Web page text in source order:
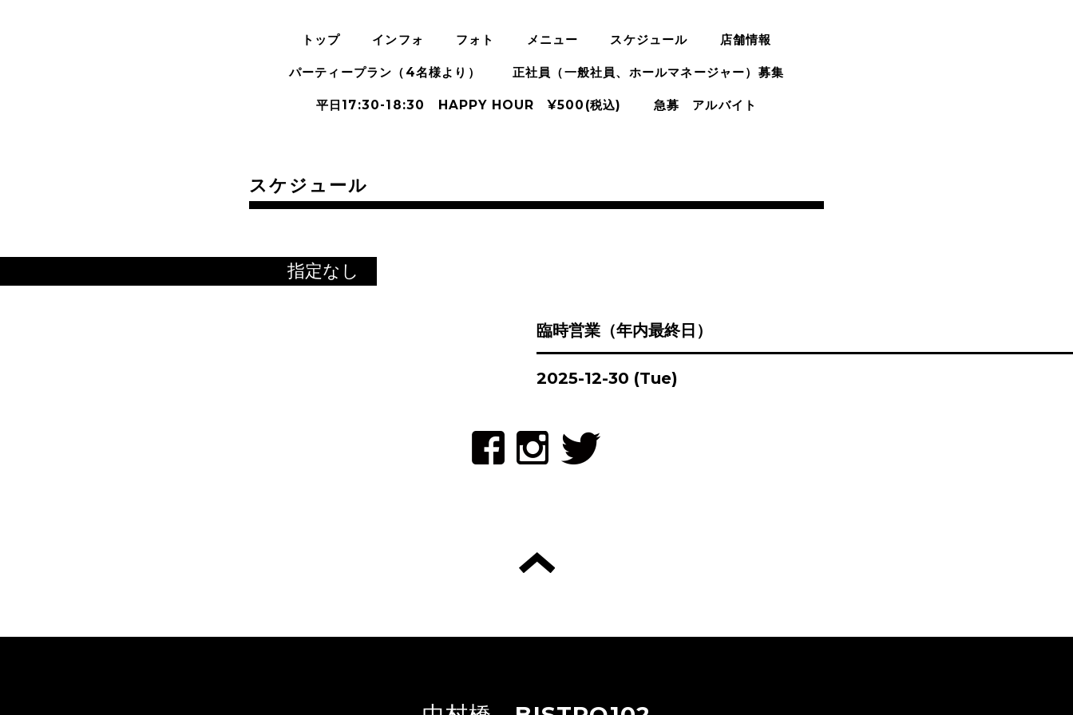
トップ インフォ フォト メニュー スケジュール 店舗情報
パーティープラン（4名様より） 正社員（一般社員、ホールマネージャー）募集
平日17:30-18:30 HAPPY HOUR ¥500(税込) 急募 アルバイト
スケジュール
指定なし
臨時営業（年内最終日）
2025-12-30 (Tue)